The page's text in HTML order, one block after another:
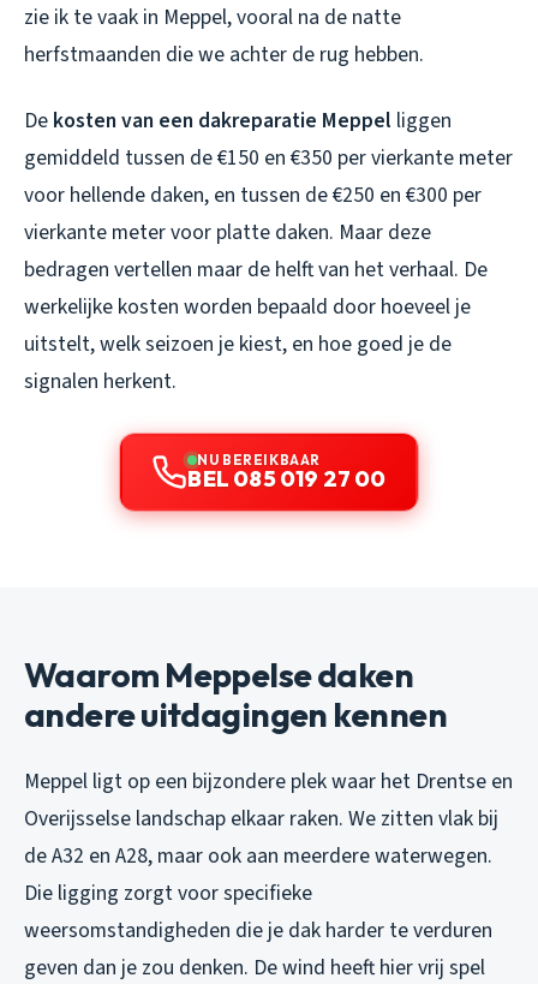
zie ik te vaak in Meppel, vooral na de natte
herfstmaanden die we achter de rug hebben.
De kosten van een dakreparatie Meppel liggen
gemiddeld tussen de €150 en €350 per vierkante meter
voor hellende daken, en tussen de €250 en €300 per
vierkante meter voor platte daken. Maar deze
bedragen vertellen maar de helft van het verhaal. De
werkelijke kosten worden bepaald door hoeveel je
uitstelt, welk seizoen je kiest, en hoe goed je de
signalen herkent.
NU BEREIKBAAR
BEL 085 019 27 00
Waarom Meppelse daken
andere uitdagingen kennen
Meppel ligt op een bijzondere plek waar het Drentse en
Overijsselse landschap elkaar raken. We zitten vlak bij
de A32 en A28, maar ook aan meerdere waterwegen.
Die ligging zorgt voor specifieke
weersomstandigheden die je dak harder te verduren
geven dan je zou denken. De wind heeft hier vrij spel